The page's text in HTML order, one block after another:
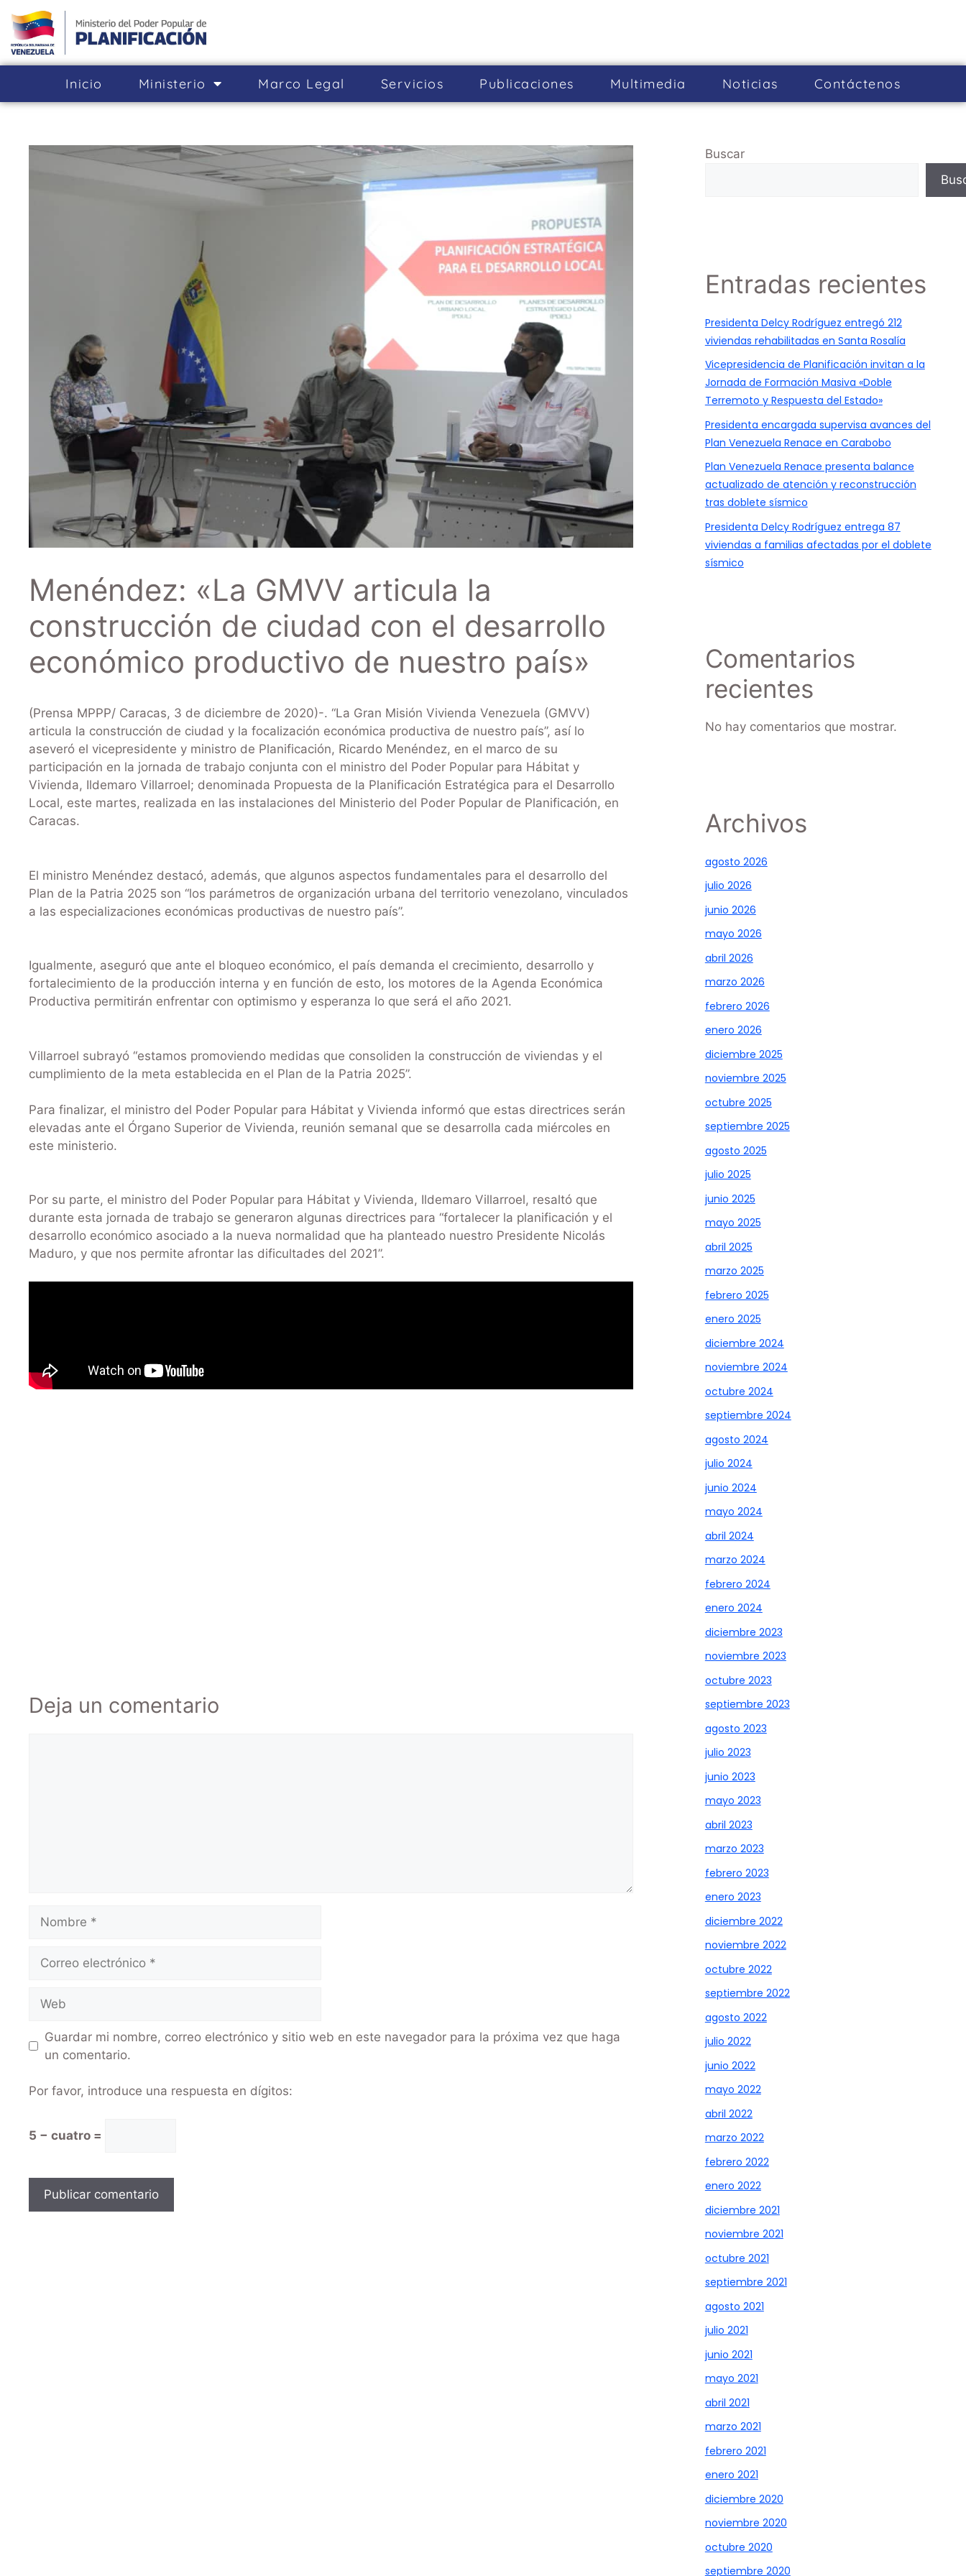
Inicio Ministerio Marco Legal Servicios Publicaciones Multimedia Noticias Cont­áctenos
Menéndez: «La GMVV articula la
construcción de ciudad con el desarrollo
económico productivo de nuestro país»
(Prensa MPPP/ Caracas, 3 de diciembre de 2020)-. “La Gran Misión Vivienda Venezuela (GMVV)
articula la construcción de ciudad y la focalización económica productiva de nuestro país”, así lo
aseveró el vicepresidente y ministro de Planificación, Ricardo Menéndez, en el marco de su
participación en la jornada de trabajo conjunta con el ministro del Poder Popular para Hábitat y
Vivienda, Ildemaro Villarroel; denominada Propuesta de la Planificación Estratégica para el Desarrollo
Local, este martes, realizada en las instalaciones del Ministerio del Poder Popular de Planificación, en
Caracas.
El ministro Menéndez destacó, además, que algunos aspectos fundamentales para el desarrollo del
Plan de la Patria 2025 son “los parámetros de organización urbana del territorio venezolano, vinculados
a las especializaciones económicas productivas de nuestro país”.
Igualmente, aseguró que ante el bloqueo económico, el país demanda el crecimiento, desarrollo y
fortalecimiento de la producción interna y en función de esto, los motores de la Agenda Económica
Productiva permitirán enfrentar con optimismo y esperanza lo que será el año 2021.
Villarroel subrayó “estamos promoviendo medidas que consoliden la construcción de viviendas y el
cumplimiento de la meta establecida en el Plan de la Patria 2025”.
Para finalizar, el ministro del Poder Popular para Hábitat y Vivienda informó que estas directrices serán
elevadas ante el Órgano Superior de Vivienda, reunión semanal que se desarrolla cada miércoles en
este ministerio.
Por su parte, el ministro del Poder Popular para Hábitat y Vivienda, Ildemaro Villarroel, resaltó que
durante esta jornada de trabajo se generaron algunas directrices para “fortalecer la planificación y el
desarrollo económico asociado a la nueva normalidad que ha planteado nuestro Presidente Nicolás
Maduro, y que nos permite afrontar las dificultades del 2021”.
Deja un comentario
Guardar mi nombre, correo electrónico y sitio web en este navegador para la próxima vez que haga
un comentario.
Por favor, introduce una respuesta en dígitos:
5 − cuatro =
Buscar
Entradas recientes
Presidenta Delcy Rodríguez entregó 212
viviendas rehabilitadas en Santa Rosalía
Vicepresidencia de Planificación invitan a la
Jornada de Formación Masiva «Doble
Terremoto y Respuesta del Estado»
Presidenta encargada supervisa avances del
Plan Venezuela Renace en Carabobo
Plan Venezuela Renace presenta balance
actualizado de atención y reconstrucción
tras doblete sísmico
Presidenta Delcy Rodríguez entrega 87
viviendas a familias afectadas por el doblete
sísmico
Comentarios
recientes
No hay comentarios que mostrar.
Archivos
agosto 2026
julio 2026
junio 2026
mayo 2026
abril 2026
marzo 2026
febrero 2026
enero 2026
diciembre 2025
noviembre 2025
octubre 2025
septiembre 2025
agosto 2025
julio 2025
junio 2025
mayo 2025
abril 2025
marzo 2025
febrero 2025
enero 2025
diciembre 2024
noviembre 2024
octubre 2024
septiembre 2024
agosto 2024
julio 2024
junio 2024
mayo 2024
abril 2024
marzo 2024
febrero 2024
enero 2024
diciembre 2023
noviembre 2023
octubre 2023
septiembre 2023
agosto 2023
julio 2023
junio 2023
mayo 2023
abril 2023
marzo 2023
febrero 2023
enero 2023
diciembre 2022
noviembre 2022
octubre 2022
septiembre 2022
agosto 2022
julio 2022
junio 2022
mayo 2022
abril 2022
marzo 2022
febrero 2022
enero 2022
diciembre 2021
noviembre 2021
octubre 2021
septiembre 2021
agosto 2021
julio 2021
junio 2021
mayo 2021
abril 2021
marzo 2021
febrero 2021
enero 2021
diciembre 2020
noviembre 2020
octubre 2020
septiembre 2020